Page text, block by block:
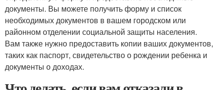
документы. Вы можете получить форму и список
необходимых документов в вашем городском или
районном отделении социальной защиты населения.
Вам также нужно предоставить копии ваших документов,
таких как паспорт, свидетельство о рождении ребенка и
документы о доходах.